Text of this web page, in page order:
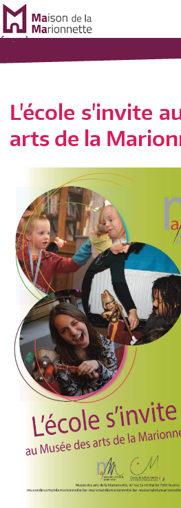
fr-nl
L'école s'invite
arts de la